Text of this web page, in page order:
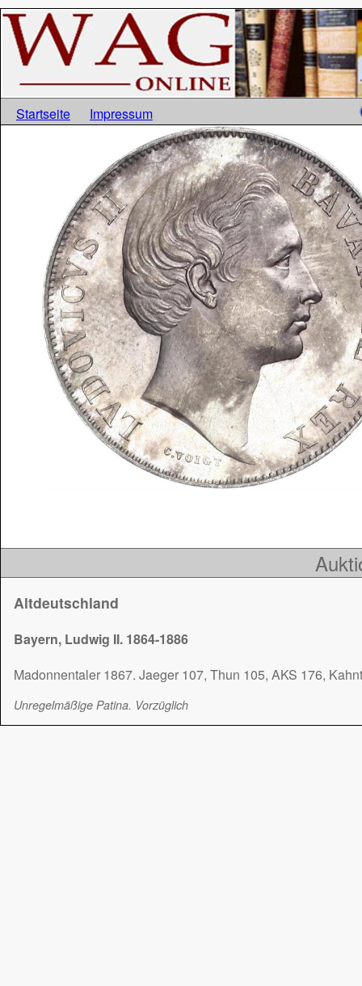
Startseite Impressum
Altdeutschland
Bayern, Ludwig II. 1864-1886
Madonnentaler 1867. Jaeger 107, Thun 105, AKS 176,
Unregelmäßige Patina. Vorzüglich